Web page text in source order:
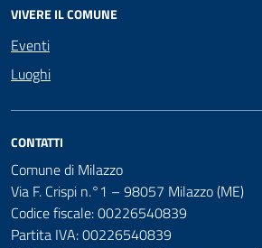
VIVERE IL COMUNE
Eventi
Luoghi
CONTATTI
Comune di Milazzo
Via F. Crispi n.°1 – 98057 Milazzo (ME)
Codice fiscale: 00226540839
Partita IVA: 00226540839